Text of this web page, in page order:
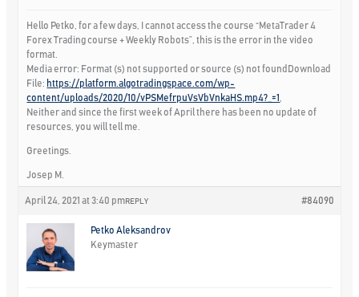
Hello Petko, for a few days, I cannot access the course “MetaTrader 4
Forex Trading course + Weekly Robots”, this is the error in the video
format.
Media error: Format (s) not supported or source (s) not foundDownload
File: https://platform.algotradingspace.com/wp-
content/uploads/2020/10/vPSMefrpuVsVbVnkaHS.mp4?_=1
Neither and since the first week of April there has been no update of
resources, you will tell me.
Greetings.
Josep M.
April 24, 2021 at 3:40 pm #84090
REPLY
Petko Aleksandrov
Keymaster